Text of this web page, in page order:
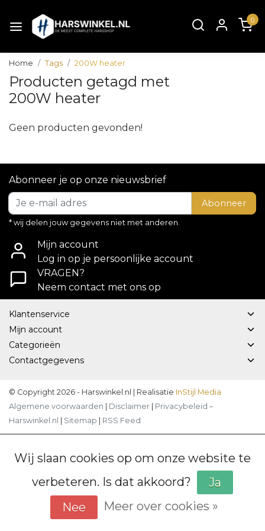
0
Home Tags 200W heater
Producten getagd met
200W heater
Geen producten gevonden!
Abonneer je op onze nieuwsbrief
Abonneer
* wij delen jouw gegevens niet met anderen.
Mijn account
Log in op je persoonlijke account
VRAGEN?
Neem contact met ons op
Klantenservice
Mijn account
Categorieën
Contactgegevens
© Copyright 2026 - Harswinkel.nl | Realisatie InStijl Media
Algemene voorwaarden
Disclaimer
Privacybeleid –
Harswinkel.nl
Sitemap RSS Feed
Wij slaan cookies op om onze website te
verbeteren. Is dat akkoord?
Ja
Nee
Meer over cookies »